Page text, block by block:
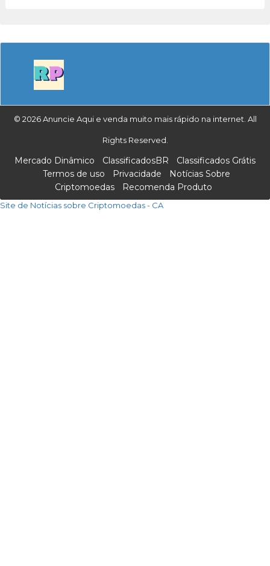
© 2026 Anuncie Aqui e venda muito mais rápido na internet. All
Rights Reserved.
Mercado Dinâmico ClassificadosBR
Classificados Grátis
Termos de uso
Privacidade
Notícias Sobre
Criptomoedas
Recomenda Produto
Site de Notícias sobre Criptomoedas - CA